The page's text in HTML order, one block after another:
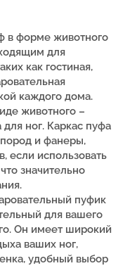
форме животного
для
как гостиная,
каждого дома.
животного –
для ног. Каркас пуфа
пород и фанеры,
если использовать
значительно
пуфик
для вашего
Он имеет широкий
ваших ног,
удобный выбор